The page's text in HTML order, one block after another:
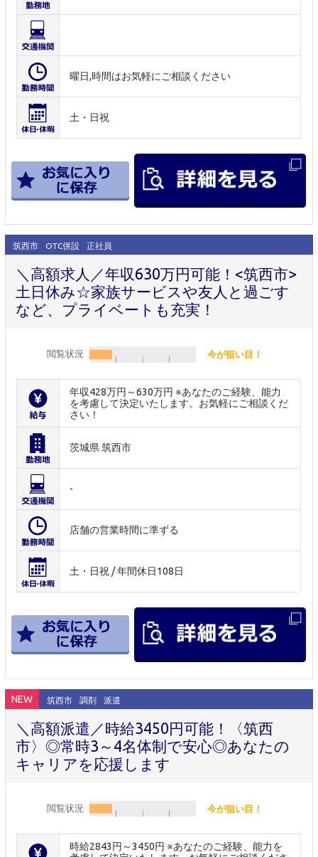
曜日,時間はお気軽にご相談ください
土・日祝
筑西市 OTC併設 正社員
＼高額求人／年収630万円可能！<筑西市>
土日休み☆家族サービスや友人と過ごす
など、プライベートも充実！
閲覧状況 今が狙い目！
年収428万円～630万円 ※あなたのご経験、能力
を考慮して決定いたします。お気軽にご相談くだ
さい！
茨城県 筑西市
-
店舗の営業時間に準ずる
土・日祝 / 年間休日108日
NEW 筑西市 調剤 派遣
＼高額派遣／時給3450円可能！〈筑西
市〉◎常時3～4名体制で安心◎あなたの
キャリアを応援します
閲覧状況 今が狙い目！
時給2843円～3450円 ※あなたのご経験、能力を